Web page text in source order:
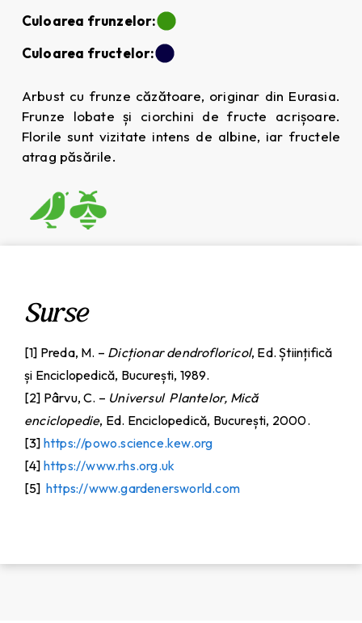
Culoarea frunzelor:
Culoarea fructelor:
Arbust cu frunze căzătoare, originar din Eurasia.
Frunze lobate și ciorchini de fructe acrișoare.
Florile sunt vizitate intens de albine, iar fructele
atrag păsările.
Surse
[1] Preda, M. – Dicționar dendrofloricol, Ed. Științifică
și Enciclopedică, București, 1989.
[2] Pârvu, C. – Universul Plantelor, Mică
enciclopedie, Ed. Enciclopedică, București, 2000.
[3] https://powo.science.kew.org
[4] https://www.rhs.org.uk
[5] https://www.gardenersworld.com